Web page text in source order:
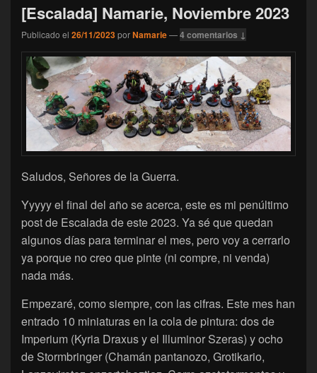
[Escalada] Namarie, Noviembre 2023
Publicado el 26/11/2023porNamarie—4 comentarios ↓
Saludos, Señores de la Guerra.
Yyyyy el final del año se acerca, este es mi penúltimo
post de Escalada de este 2023. Ya sé que quedan
algunos días para terminar el mes, pero voy a cerrarlo
ya porque no creo que pinte (ni compre, ni venda)
nada más.
Empezaré, como siempre, con las cifras. Este mes han
entrado 10 miniaturas en la cola de pintura: dos de
Imperium (Kyria Draxus y el Illuminor Szeras) y ocho
de Stormbringer (Chamán pantanozo, Grotikario,